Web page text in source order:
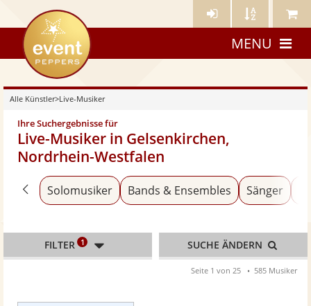
Künstler- Künstler Meine
eventpeppers
MENU
Alle Künstler>Live-Musiker
Ihre Suchergebnisse für
Live-Musiker in Gelsenkirchen,
Nordrhein-Westfalen
Zurück zu «Alle Künstler»
Solomusiker Bands & Ensembles Sänger
FILTER 1 SUCHE ÄNDERN
Seite 1 von 25 585 Musiker